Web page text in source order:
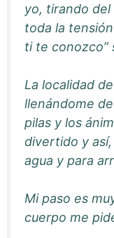
yo, tirando del
toda la
ti te conozco”
La localidad
llenándome
pilas y los
divertido y
agua y para
Mi paso es
cuerpo me